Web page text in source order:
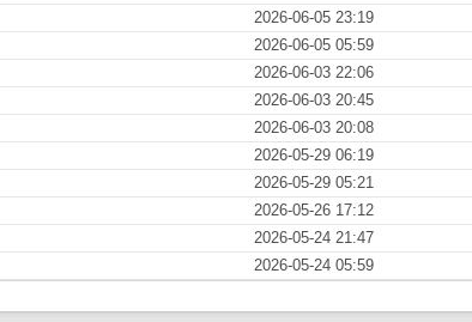
2026-06-05 23:19
2026-06-05 05:59
2026-06-03 22:06
2026-06-03 20:45
2026-06-03 20:08
2026-05-29 06:19
2026-05-29 05:21
2026-05-26 17:12
2026-05-24 21:47
2026-05-24 05:59